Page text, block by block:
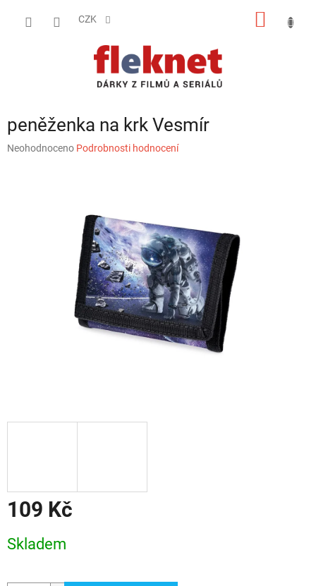
CZK
peněženka na krk Vesmír
Průměrné
Neohodnoceno Podrobnosti hodnocení
109 Kč
cena:
Skladem